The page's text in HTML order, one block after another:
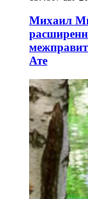
Михаил
Ате